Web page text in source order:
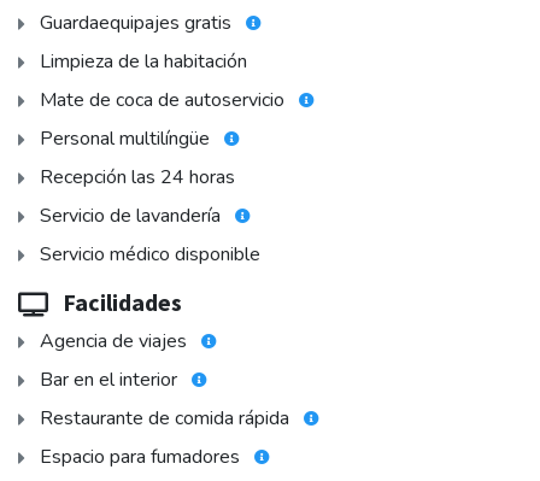
Guardaequipajes gratis
Limpieza de la habitación
Mate de coca de autoservicio
Personal multilíngüe
Recepción las 24 horas
Servicio de lavandería
Servicio médico disponible
Facilidades
Agencia de viajes
Bar en el interior
Restaurante de comida rápida
Espacio para fumadores